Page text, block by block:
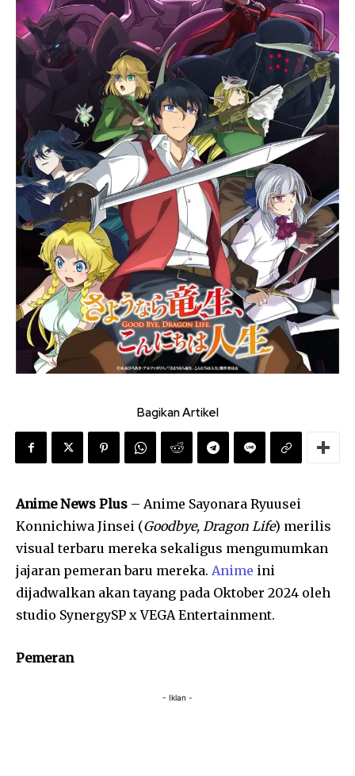
Bagikan Artikel
Anime News Plus – Anime Sayonara Ryuusei
Konnichiwa Jinsei (Goodbye, Dragon Life) merilis
visual terbaru mereka sekaligus mengumumkan
jajaran pemeran baru mereka. Anime ini
dijadwalkan akan tayang pada Oktober 2024 oleh
studio SynergySP x VEGA Entertainment.
Pemeran
- Iklan -